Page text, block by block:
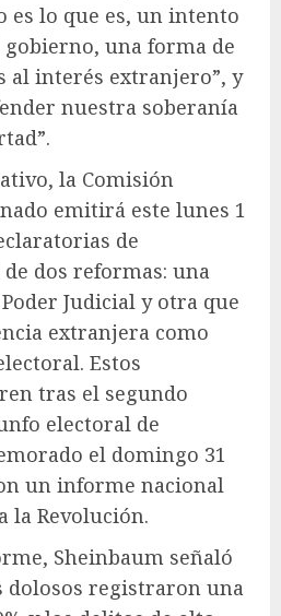
es lo que es, un intento
una forma de
al interés extranjero”, y
nuestra soberanía
la Comisión
emitirá este lunes 1
de
dos reformas: una
Judicial y otra que
extranjera como
Estos
tras el segundo
electoral de
el domingo 31
un informe nacional
la Revolución.
Sheinbaum señaló
dolosos registraron una